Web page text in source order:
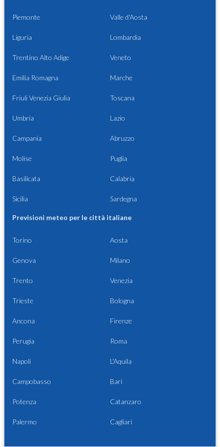
Piemonte Valle d'Aosta
Liguria Lombardia
Trentino Alto Adige Veneto
Emilia Romagna Marche
Friuli Venezia Giulia Toscana
Umbria Lazio
Campania Abruzzo
Molise Puglia
Basilicata Calabria
Sicilia Sardegna
Previsioni meteo per le città italiane
Torino Aosta
Genova Milano
Trento Venezia
Trieste Bologna
Ancona Firenze
Perugia Roma
Napoli L'Aquila
Campobasso Bari
Potenza Catanzaro
Palermo Cagliari